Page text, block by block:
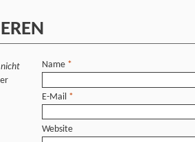
nicht
Name *
E-Mail *
Website